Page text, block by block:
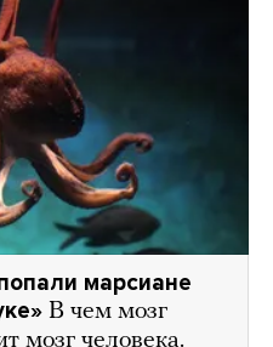
марсиане
В чем мозг
мозг человека.